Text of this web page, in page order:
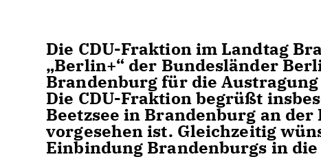
Die CDU-Fraktion im Landtag
Berlin+“ der Bundesländer
Brandenburg für die
Die CDU-Fraktion begrüßt
Beetzsee in Brandenburg an
vorgesehen ist. Gleichzeitig
Einbindung Brandenburgs in